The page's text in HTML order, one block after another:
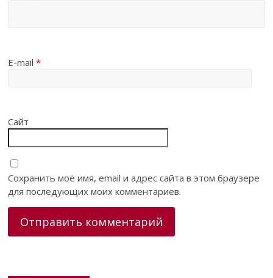
E-mail*
Сайт
Сохранить моё имя, email и адрес сайта в этом браузере
для последующих моих комментариев.